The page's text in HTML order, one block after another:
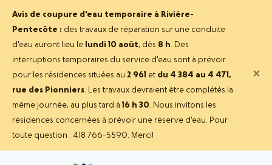
Avis de coupure d'eau temporaire à Rivière-
Pentecôte : des travaux de réparation sur une conduite
d'eau auront lieu le
lundi 10 août, dès 8 h. Des
interruptions temporaires du service d'eau sont à prévoir
pour les résidences situées au 2 961 et du 4 384 au 4 471,
rue des Pionniers. Les travaux devraient être complétés la
même journée, au plus tard à 16 h 30. Nous invitons les
résidences concernées à prévoir une réserve d'eau. Pour
toute question : 418 766-5590. Merci!
×